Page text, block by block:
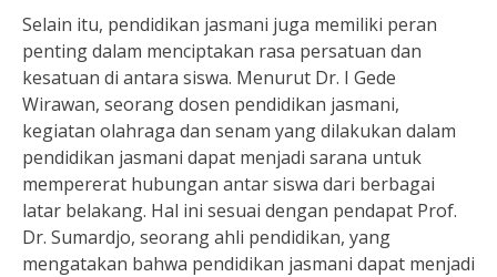
Selain itu, pendidikan jasmani juga memiliki peran
penting dalam menciptakan rasa persatuan dan
kesatuan di antara siswa. Menurut Dr. I Gede
Wirawan, seorang dosen pendidikan jasmani,
kegiatan olahraga dan senam yang dilakukan dalam
pendidikan jasmani dapat menjadi sarana untuk
mempererat hubungan antar siswa dari berbagai
latar belakang. Hal ini sesuai dengan pendapat Prof.
Dr. Sumardjo, seorang ahli pendidikan, yang
mengatakan bahwa pendidikan jasmani dapat menjadi